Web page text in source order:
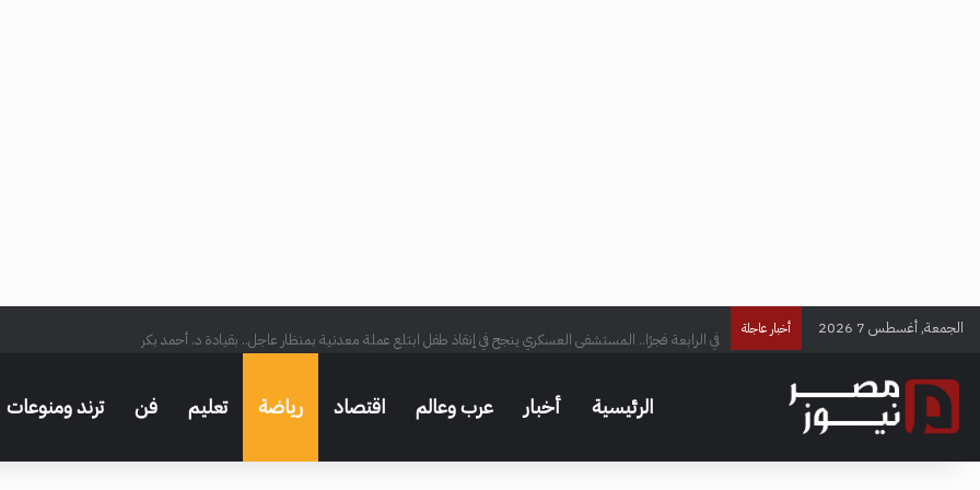
الجمعة, أغسطس 7 2026 أخبار عاجلة في الرابعة فجرًا.. المستشفى العسكري ينجح في إنقاذ طفل ابتلع عملة معدنية بمنظار عاجل.. بقيادة د. أحمد بكر
الرئيسية أخبار عرب وعالم اقتصاد رياضة تعليم فن ترند ومنوعات